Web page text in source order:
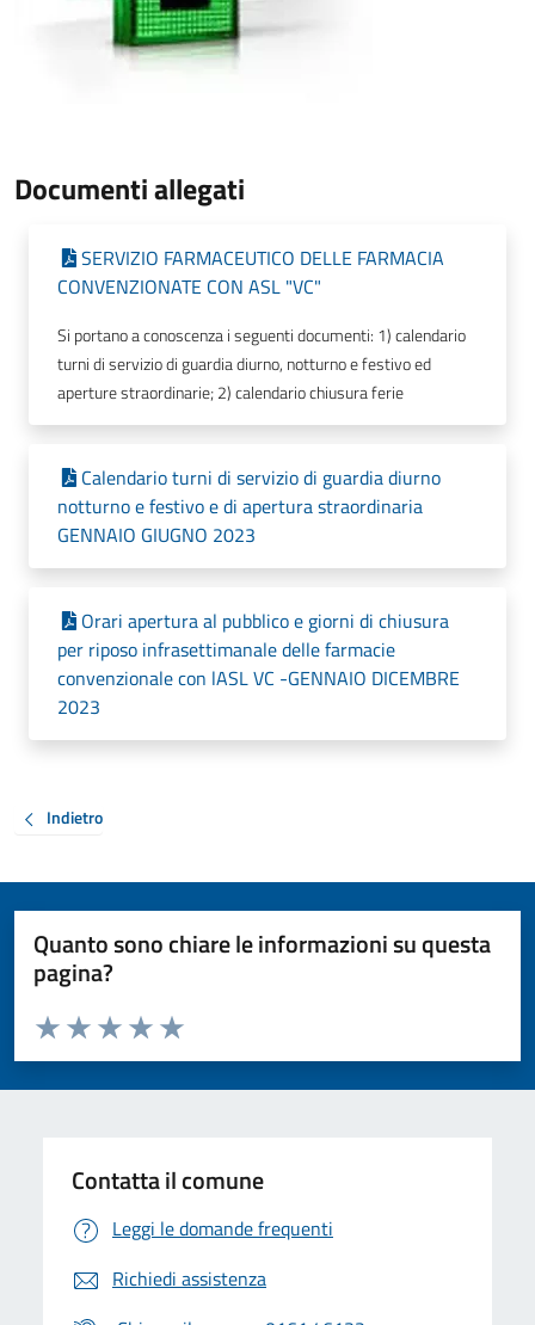
Documenti allegati
SERVIZIO FARMACEUTICO DELLE FARMACIA
CONVENZIONATE CON ASL "VC"
Si portano a conoscenza i seguenti documenti: 1) calendario
turni di servizio di guardia diurno, notturno e festivo ed
aperture straordinarie; 2) calendario chiusura ferie
Calendario turni di servizio di guardia diurno
notturno e festivo e di apertura straordinaria
GENNAIO GIUGNO 2023
Orari apertura al pubblico e giorni di chiusura
per riposo infrasettimanale delle farmacie
convenzionale con lASL VC -GENNAIO DICEMBRE
2023
Indietro
Quanto sono chiare le informazioni su questa
pagina?
Valuta da 1 a 5 stelle la pagina
Valuta 5 stelle su 5
Valuta 4 stelle su 5
Valuta 3 stelle su 5
Valuta 2 stelle su 5
Valuta 1 stelle su 5
Contatta il comune
Leggi le domande frequenti
Richiedi assistenza